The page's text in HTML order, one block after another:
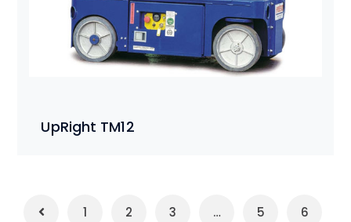
UpRight TM12
1 2 3 … 5 6